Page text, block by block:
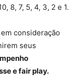
8, 7, 5, 4, 3, 2 e 1.
consideração
seus
e fair play.